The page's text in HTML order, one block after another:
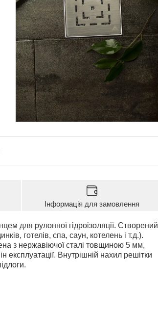
Інформація для замовлення
для рулонної гідроізоляції. Створений
готелів, спа, саун, котелень і т.д.).
з нержавіючої сталі товщиною 5 мм,
Внутрішній нахил решітки